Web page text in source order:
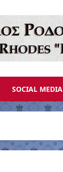
SOCIAL MEDIA